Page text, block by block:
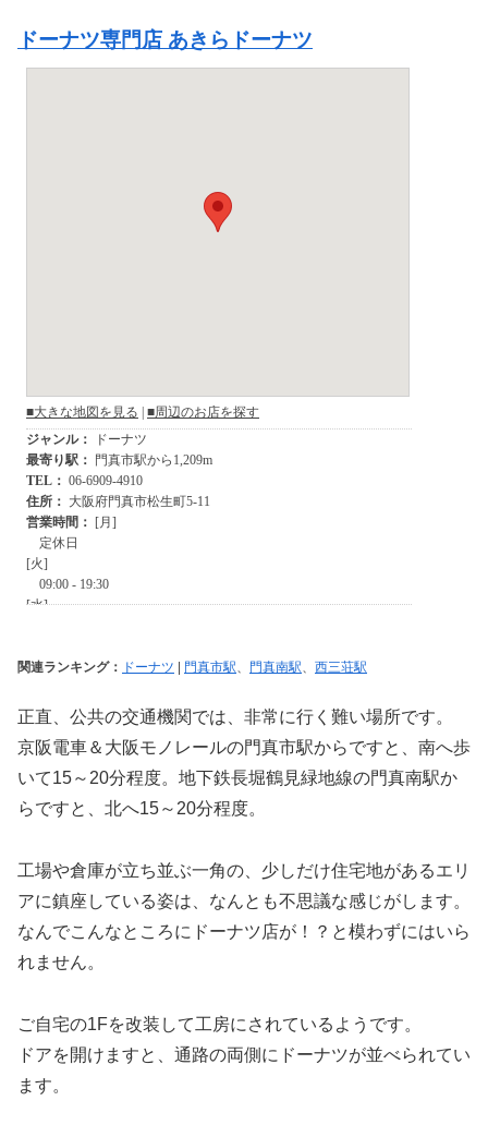
ドーナツ専門店 あきらドーナツ
関連ランキング： ドーナツ | 門真市駅、 門真南駅、 西三荘駅
正直、公共の交通機関では、非常に行く難い場所です。
京阪電車＆大阪モノレールの門真市駅からですと、南へ歩
いて15～20分程度。地下鉄長堀鶴見緑地線の門真南駅か
らですと、北へ15～20分程度。
工場や倉庫が立ち並ぶ一角の、少しだけ住宅地があるエリ
アに鎮座している姿は、なんとも不思議な感じがします。
なんでこんなところにドーナツ店が！？と模わずにはいら
れません。
ご自宅の1Fを改装して工房にされているようです。
ドアを開けますと、通路の両側にドーナツが並べられてい
ます。